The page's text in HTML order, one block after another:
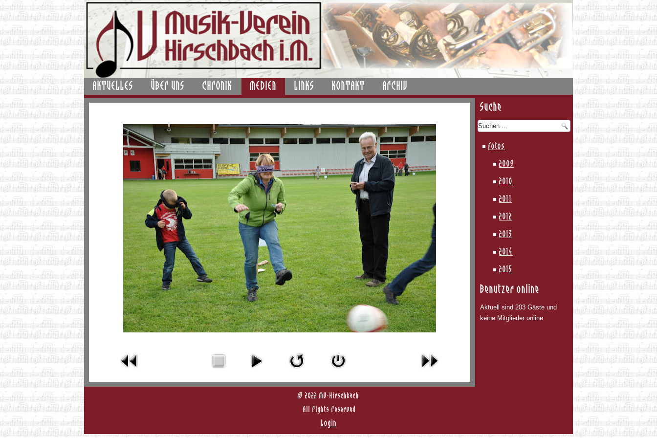
AKTUELLES ÜBER UNS CHRONIK MEDIEN LINKS KONTAKT
ARCHIV
Suche
Fotos
2009
2010
2011
2012
2013
2014
2015
Benutzer online
Aktuell sind 203 Gäste und
keine Mitglieder online
© 2022 MV-Hirschbach
All Rights Reserved
Login